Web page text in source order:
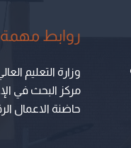
روابط مهمة
وزارة التعليم
مركز البحث في
حاضنة الاعمال